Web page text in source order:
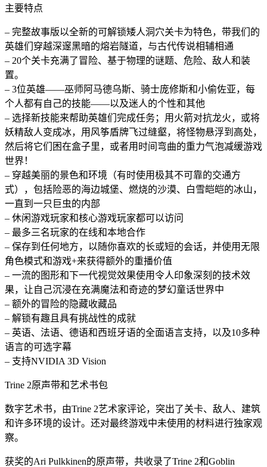
主要特点
– 完整故事版以全新的可解锁矮人洞穴关卡为特色，带我们的
英雄们穿越深邃黑暗的熔岩隧道，与古代传说相辅相通
– 20个关卡充满了冒险、基于物理的谜题、危险、敌人和装
置。
– 3位英雄——巫师阿马德乌斯、骑士庞修斯和小偷佐亚，每
个人都有自己的技能——以及迷人的个性和其他
– 选择新技能来帮助英雄们完成任务；用火箭对抗龙火，或将
妖精敌人变成冰，用风筝盾牌飞过缝壑，将怪物悬浮到高处，
然后将它们困在盒子里，或者用时间弯曲的重力气泡减缓游戏
世界！
– 穿越美丽的景色和环境（有时使用极其不可靠的交通方
式），包括险恶的海边城堡、燃烧的沙漠、白雪皑皑的冰山，
一直到一只巨虫的内部
– 休闲游戏玩家和核心游戏玩家都可以访问
– 最多三名玩家的在线和本地合作
– 保存到任何地方，以随你喜欢的长或短的会话，并使用无限
角色模式和游戏+来获得额外的重播价值
– 一流的图形和下一代视觉效果使用令人印象深刻的技术效
果，让自己沉浸在充满魔法和奇迹的梦幻童话世界中
– 额外的冒险的隐藏收藏品
– 解锁有趣且具有挑战性的成就
– 英语、法语、德语和西班牙语的全面语言支持，以及10多种
语言的可选字幕
– 支持NVIDIA 3D Vision
Trine 2原声带和艺术书包
数字艺术书，由Trine 2艺术家评论，突出了关卡、敌人、建筑
和许多环境的设计。还对最终游戏中未使用的材料进行独家观
察。
获奖的Ari Pulkkinen的原声带，共收录了Trine 2和Goblin